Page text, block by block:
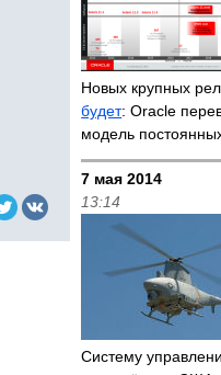
Новых крупных
будет: Oracle
модель
7 мая 2014
13:14
Систему